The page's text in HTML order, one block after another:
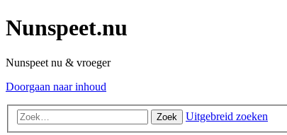
Nunspeet.nu
Nunspeet nu & vroeger
Doorgaan naar inhoud
Zoek Uitgebreid zoeken